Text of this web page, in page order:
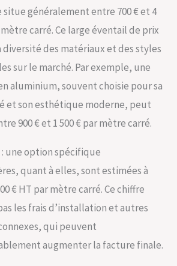
situe généralement entre 700 € et 4
mètre carré. Ce large éventail de prix
des matériaux et des styles
sur le marché. Par exemple, une
aluminium, souvent choisie pour sa
et son esthétique moderne, peut
900 € et 1 500 € par mètre carré.
une option spécifique
quant à elles, sont estimées à
€ HT par mètre carré. Ce chiffre
les frais d’installation et autres
qui peuvent
augmenter la facture finale.